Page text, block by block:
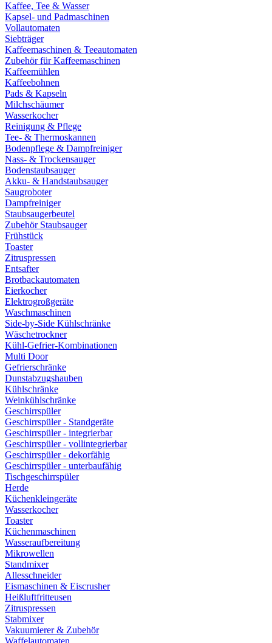
Kaffee, Tee & Wasser
Kapsel- und Padmaschinen
Vollautomaten
Siebträger
Kaffeemaschinen & Teeautomaten
Zubehör für Kaffeemaschinen
Kaffeemühlen
Kaffeebohnen
Pads & Kapseln
Milchschäumer
Wasserkocher
Reinigung & Pflege
Tee- & Thermoskannen
Bodenpflege & Dampfreiniger
Nass- & Trockensauger
Bodenstaubsauger
Akku- & Handstaubsauger
Saugroboter
Dampfreiniger
Staubsaugerbeutel
Zubehör Staubsauger
Frühstück
Toaster
Zitruspressen
Entsafter
Brotbackautomaten
Eierkocher
Elektrogroßgeräte
Waschmaschinen
Side-by-Side Kühlschränke
Wäschetrockner
Kühl-Gefrier-Kombinationen
Multi Door
Gefrierschränke
Dunstabzugshauben
Kühlschränke
Weinkühlschränke
Geschirrspüler
Geschirrspüler - Standgeräte
Geschirrspüler - integrierbar
Geschirrspüler - vollintegrierbar
Geschirrspüler - dekorfähig
Geschirrspüler - unterbaufähig
Tischgeschirrspüler
Herde
Küchenkleingeräte
Wasserkocher
Toaster
Küchenmaschinen
Wasseraufbereitung
Mikrowellen
Standmixer
Allesschneider
Eismaschinen & Eiscrusher
Heißluftfritteusen
Zitruspressen
Stabmixer
Vakuumierer & Zubehör
Waffelautomaten